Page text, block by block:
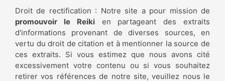
Droit de rectification : Notre site a pour mission de
promouvoir le Reikien partageant des extraits
d'informations provenant de diverses sources, en
vertu du droit de citation et à mentionner la source de
ces extraits. Si vous estimez que nous avons cité
excessivement votre contenu ou si vous souhaitez
retirer vos références de notre site, veuillez nous le